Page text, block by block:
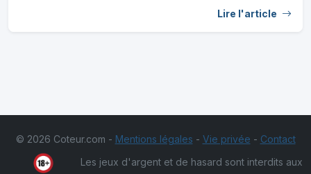
Lire l'article
© 2026 Coteur.com - Mentions légales - Vie privée - Contact
Les jeux d'argent et de hasard sont interdits aux